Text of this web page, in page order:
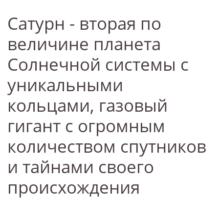
Сатурн - вторая по
величине планета
Солнечной системы с
уникальными
кольцами, газовый
гигант с огромным
количеством спутников
и тайнами своего
происхождения